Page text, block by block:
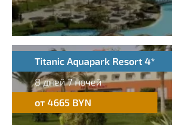
Titanic Aquapark Resort 4*
8 дней 7 ночей
от 4665 BYN